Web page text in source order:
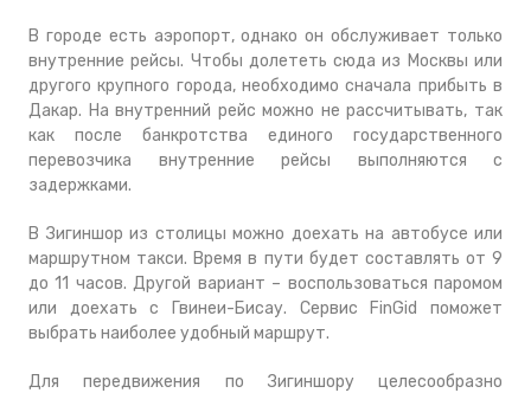
В городе есть аэропорт, однако он обслуживает только
внутренние рейсы. Чтобы долететь сюда из Москвы или
другого крупного города, необходимо сначала прибыть в
Дакар. На внутренний рейс можно не рассчитывать, так
как после банкротства единого государственного
перевозчика внутренние рейсы выполняются с
задержками.
В Зигиншор из столицы можно доехать на автобусе или
маршрутном такси. Время в пути будет составлять от 9
до 11 часов. Другой вариант – воспользоваться паромом
или доехать с Гвинеи-Бисау. Сервис FinGid поможет
выбрать наиболее удобный маршрут.
Для передвижения по Зигиншору целесообразно